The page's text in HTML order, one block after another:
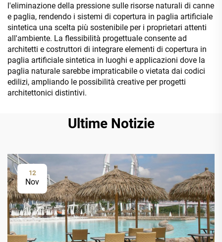
l'eliminazione della pressione sulle risorse naturali di canne
e paglia, rendendo i sistemi di copertura in paglia artificiale
sintetica una scelta più sostenibile per i proprietari attenti
all'ambiente. La flessibilità progettuale consente ad
architetti e costruttori di integrare elementi di copertura in
paglia artificiale sintetica in luoghi e applicazioni dove la
paglia naturale sarebbe impraticabile o vietata dai codici
edilizi, ampliando le possibilità creative per progetti
architettonici distintivi.
Ultime Notizie
12
Nov